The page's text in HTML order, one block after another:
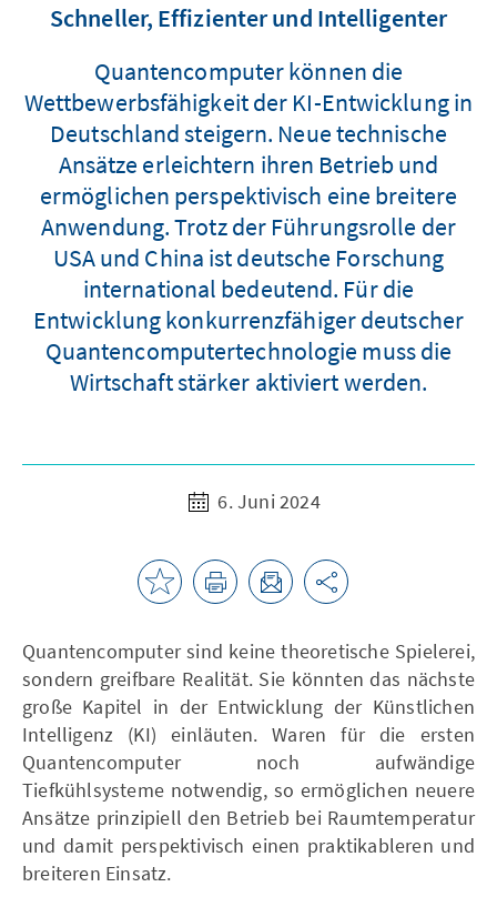
Schneller, Effizienter und Intelligenter
Quantencomputer können die
Wettbewerbsfähigkeit der KI-Entwicklung in
Deutschland steigern. Neue technische
Ansätze erleichtern ihren Betrieb und
ermöglichen perspektivisch eine breitere
Anwendung. Trotz der Führungsrolle der
USA und China ist deutsche Forschung
international bedeutend. Für die
Entwicklung konkurrenzfähiger deutscher
Quantencomputertechnologie muss die
Wirtschaft stärker aktiviert werden.
6. Juni 2024
Quantencomputer sind keine theoretische Spielerei,
sondern greifbare Realität. Sie könnten das nächste
große Kapitel in der Entwicklung der Künstlichen
Intelligenz (KI) einläuten. Waren für die ersten
Quantencomputer noch aufwändige
Tiefkühlsysteme notwendig, so ermöglichen neuere
Ansätze prinzipiell den Betrieb bei Raumtemperatur
und damit perspektivisch einen praktikableren und
breiteren Einsatz.